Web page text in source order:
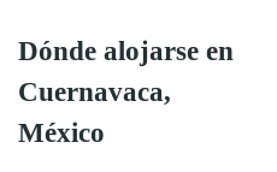
Dónde alojarse en
Cuernavaca,
México